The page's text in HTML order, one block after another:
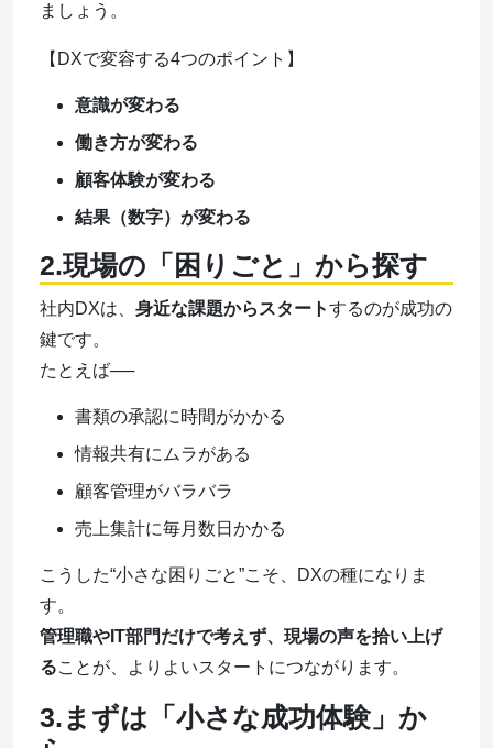
ましょう。
【DXで変容する4つのポイント】
意識が変わる
働き方が変わる
顧客体験が変わる
結果（数字）が変わる
2.現場の「困りごと」から探す
社内DXは、 身近な課題からスタートするのが成功の
鍵です。
たとえば──
書類の承認に時間がかかる
情報共有にムラがある
顧客管理がバラバラ
売上集計に毎月数日かかる
こうした“小さな困りごと”こそ、DXの種になりま
す。
管理職やIT部門だけで考えず、現場の声を拾い上げ
ることが、よりよいスタートにつながります。
3.まずは「小さな成功体験」か